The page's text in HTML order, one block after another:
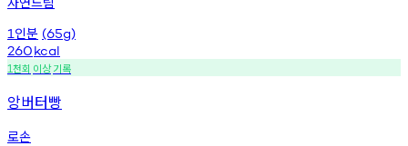
1 인분 (65g)
260kcal
1천회 이상기록
앙버터빵
로손